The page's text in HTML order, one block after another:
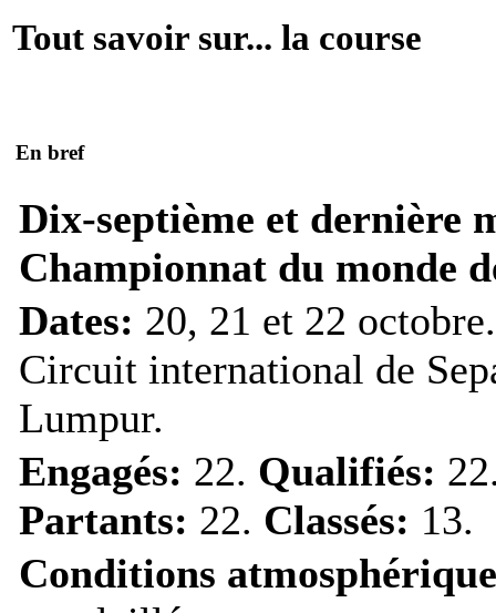
Tout savoir sur... la course
En bref
Dix-septième et dernière
Championnat du monde
Dates: 20, 21 et 22
Circuit international de
Lumpur.
Engagés: 22. Qualifiés:
Partants: 22. Classés: 13.
Conditions